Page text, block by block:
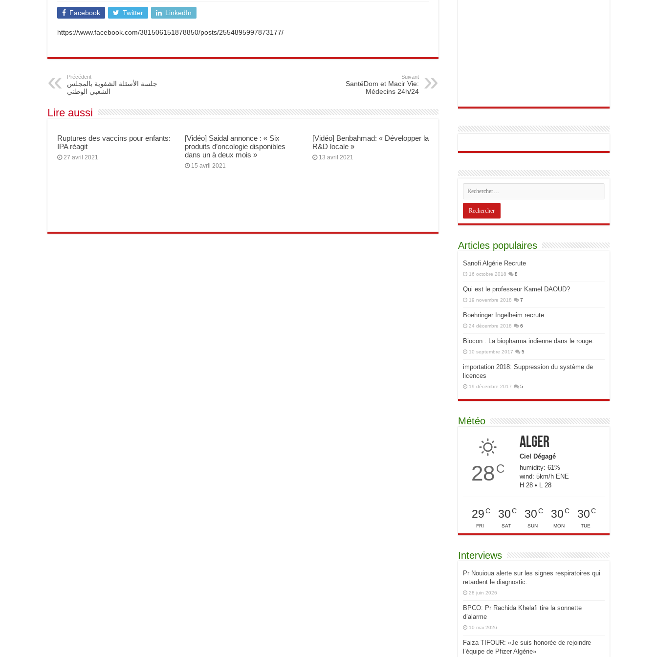
Sanofi Algérie,un engagement pour l’innovation et la souveraineté pharmaceutique.
Cancer du sein en Afrique : le Pr Adoubi Innocent souligne l’importance des partenariats avec l’Algérie
Facebook Twitter LinkedIn
https://www.facebook.com/381506151878850/posts/2554895997873177/
Précédent
جلسة الأسئلة الشفوية بالمجلس
الشعبي الوطني
Suivant
SantéDom et Macir Vie:
Médecins 24h/24
Lire aussi
Ruptures des vaccins pour enfants:
IPA réagit
27 avril 2021
[Vidéo] Saidal annonce : « Six
produits d’oncologie disponibles
dans un à deux mois »
15 avril 2021
[Vidéo] Benbahmad: « Développer la
R&D locale »
13 avril 2021
Articles populaires
Sanofi Algérie Recrute
16 octobre 2018 8
Qui est le professeur Kamel DAOUD?
19 novembre 2018 7
Boehringer Ingelheim recrute
24 décembre 2018 6
Biocon : La biopharma indienne dans le rouge.
10 septembre 2017 5
importation 2018: Suppression du système de
licences
19 décembre 2017 5
Météo
28C
Alger
Ciel Dégagé
humidity: 61%
wind: 5km/h ENE
H 28 • L 28
29C
FRI
30C
SAT
30C
SUN
30C
MON
30C
TUE
Interviews
Pr Nouioua alerte sur les signes respiratoires qui
retardent le diagnostic.
28 juin 2026
BPCO: Pr Rachida Khelafi tire la sonnette
d’alarme
10 mai 2026
Faiza TIFOUR: «Je suis honorée de rejoindre
l’équipe de Pfizer Algérie»